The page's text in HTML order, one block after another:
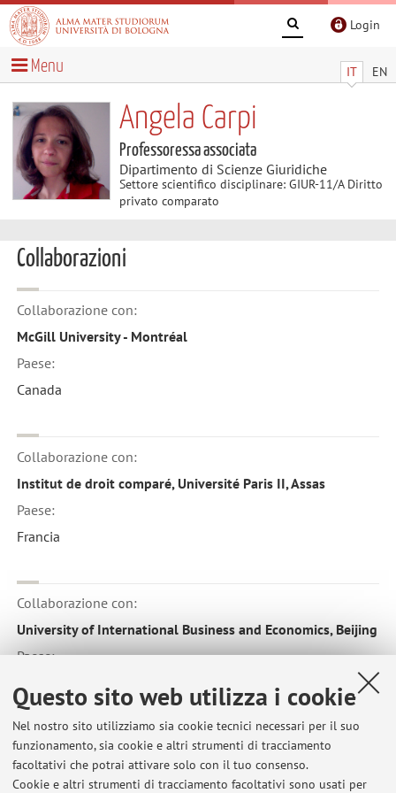
Questo sito web utilizza i cookie
Nel nostro sito utilizziamo sia cookie tecnici necessari per il suo
funzionamento, sia cookie e altri strumenti di tracciamento
facoltativi che potrai attivare solo con il tuo consenso.
Cookie e altri strumenti di tracciamento facoltativi sono usati per
Login
IT EN
Menu
Angela Carpi
Professoressa associata
Dipartimento di Scienze Giuridiche
Settore scientifico disciplinare: GIUR-11/A Diritto
privato comparato
Collaborazioni
Collaborazione con:
McGill University - Montréal
Paese:
Canada
Collaborazione con:
Institut de droit comparé, Université Paris II, Assas
Paese:
Francia
Collaborazione con:
University of International Business and Economics, Beijing
Paese: